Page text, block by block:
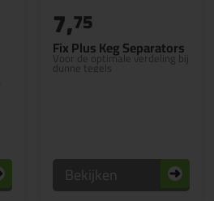
Fix Plus Keg Separators
Voor de optimale verdeling bij
dunne tegels
7,75
Bekijken